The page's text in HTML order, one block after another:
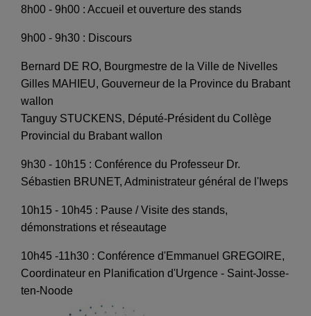
8h00 - 9h00 : Accueil et ouverture des stands
9h00 - 9h30 : Discours
Bernard DE RO, Bourgmestre de la Ville de Nivelles
Gilles MAHIEU, Gouverneur de la Province du Brabant
wallon
Tanguy STUCKENS, Député-Président du Collège
Provincial du Brabant wallon
9h30 - 10h15 : Conférence du Professeur Dr.
Sébastien BRUNET, Administrateur général de l'Iweps
10h15 - 10h45 : Pause / Visite des stands,
démonstrations et réseautage
10h45 -11h30 : Conférence d'Emmanuel GREGOIRE,
Coordinateur en Planification d'Urgence - Saint-Josse-
ten-Noode